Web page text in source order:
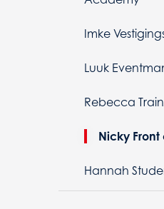
Imke
Luuk
Rebecca
Nicky
Hannah